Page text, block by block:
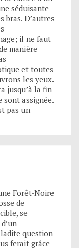
séduisante
bras. D’autres
il ne faut
manière
et toutes
les yeux.
jusqu’à la fin
sont assignée.
pas un
Forêt-Noire
de
se
question
ferait grâce